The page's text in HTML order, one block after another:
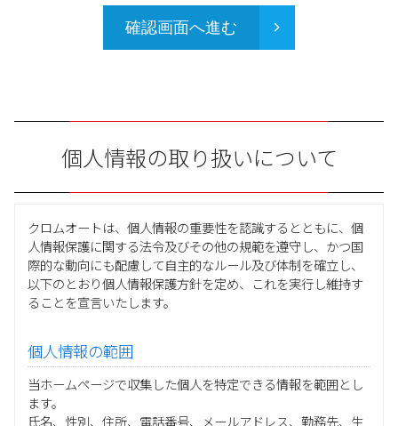
確認画面へ進む
個人情報の取り扱いについて
クロムオートは、個人情報の重要性を認識するとともに、個
人情報保護に関する法令及びその他の規範を遵守し、かつ国
際的な動向にも配慮して自主的なルール及び体制を確立し、
以下のとおり個人情報保護方針を定め、これを実行し維持す
ることを宣言いたします。
個人情報の範囲
当ホームページで収集した個人を特定できる情報を範囲とし
ます。
氏名、性別、住所、電話番号、メールアドレス、勤務先、生